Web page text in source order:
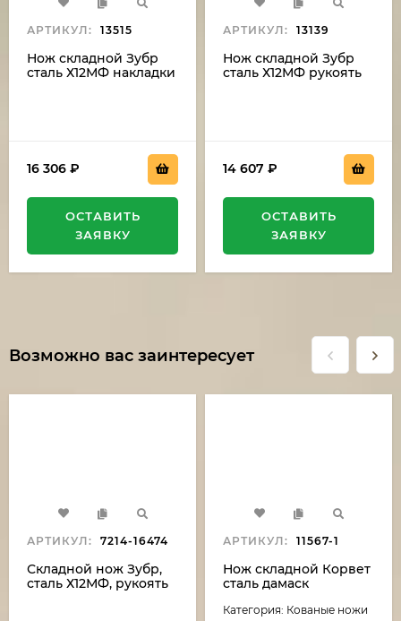
АРТИКУЛ: 13515
Нож складной Зубр
сталь Х12МФ накладки
16 306 ₽
ОСТАВИТЬ
ЗАЯВКУ
АРТИКУЛ: 13139
Нож складной Зубр
сталь Х12МФ рукоять
14 607 ₽
ОСТАВИТЬ
ЗАЯВКУ
Возможно вас заинтересует
АРТИКУЛ: 7214-16474
Складной нож Зубр,
сталь Х12МФ, рукоять
АРТИКУЛ: 11567-1
Нож складной Корвет
сталь дамаск
накладки карбон
Категория: Кованые ножи